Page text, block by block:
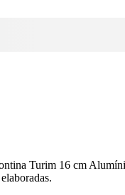
Turim 16 cm